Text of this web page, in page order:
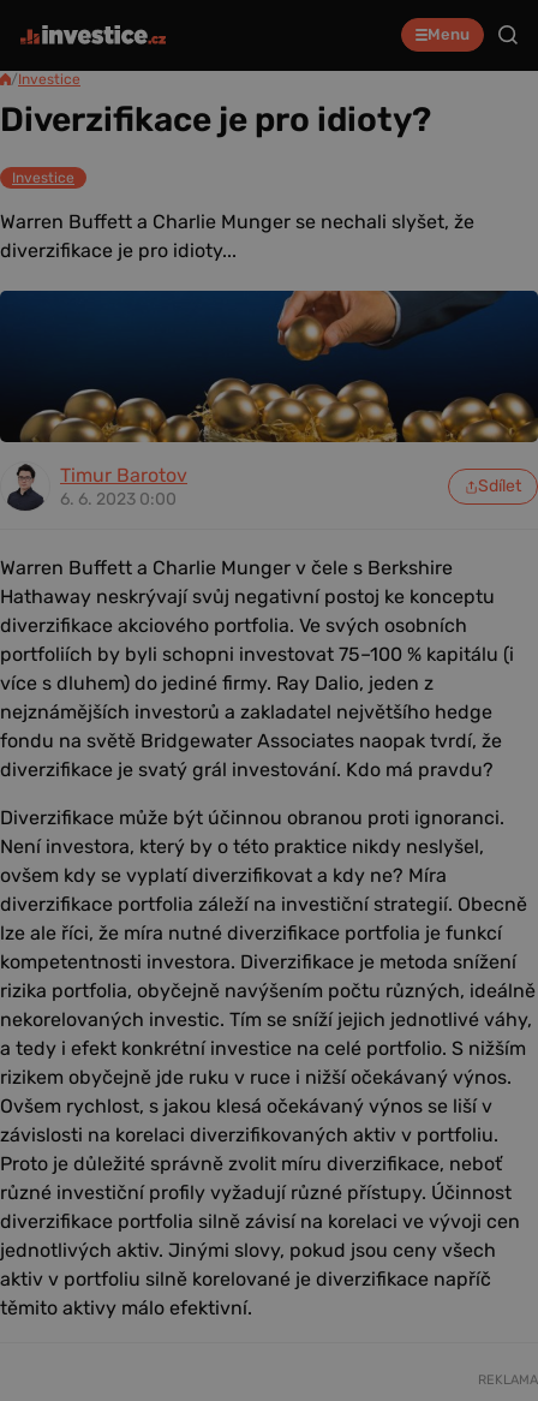
Menu
/Investice
Diverzifikace je pro idioty?
Investice
Warren Buffett a Charlie Munger se nechali slyšet, že
diverzifikace je pro idioty...
Timur Barotov
6. 6. 2023 0:00
Sdílet
Warren Buffett a Charlie Munger v čele s Berkshire
Hathaway neskrývají svůj negativní postoj ke konceptu
diverzifikace akciového portfolia. Ve svých osobních
portfoliích by byli schopni investovat 75–100 % kapitálu (i
více s dluhem) do jediné firmy. Ray Dalio, jeden z
nejznámějších investorů a zakladatel největšího hedge
fondu na světě Bridgewater Associates naopak tvrdí, že
diverzifikace je svatý grál investování. Kdo má pravdu?
Diverzifikace může být účinnou obranou proti ignoranci.
Není investora, který by o této praktice nikdy neslyšel,
ovšem kdy se vyplatí diverzifikovat a kdy ne? Míra
diverzifikace portfolia záleží na investiční strategií. Obecně
lze ale říci, že míra nutné diverzifikace portfolia je funkcí
kompetentnosti investora. Diverzifikace je metoda snížení
rizika portfolia, obyčejně navýšením počtu různých, ideálně
nekorelovaných investic. Tím se sníží jejich jednotlivé váhy,
a tedy i efekt konkrétní investice na celé portfolio. S nižším
rizikem obyčejně jde ruku v ruce i nižší očekávaný výnos.
Ovšem rychlost, s jakou klesá očekávaný výnos se liší v
závislosti na korelaci diverzifikovaných aktiv v portfoliu.
Proto je důležité správně zvolit míru diverzifikace, neboť
různé investiční profily vyžadují různé přístupy. Účinnost
diverzifikace portfolia silně závisí na korelaci ve vývoji cen
jednotlivých aktiv. Jinými slovy, pokud jsou ceny všech
aktiv v portfoliu silně korelované je diverzifikace napříč
těmito aktivy málo efektivní.
REKLAMA